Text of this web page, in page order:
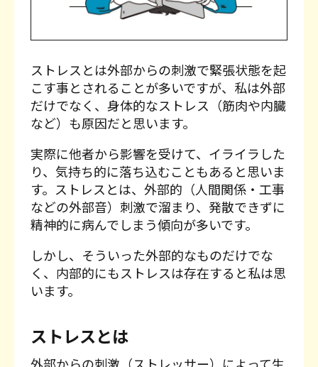
初回限定体験パーソ
法人向けサービスプ
ご入会までの流れ
よくあるご質問
ストレスとは外部からの刺激で緊張状態を起
こす事とされることが多いですが、私は外部
だけでなく、身体的なストレス（筋肉や内臓
など）も原因だと思います。
実際に他者から影響を受けて、イライラした
り、気持ち的に落ち込むこともあると思いま
す。ストレスとは、外部的（人間関係・工事
などの外部音）刺激で溜まり、発散できずに
精神的に病んでしまう傾向が多いです。
しかし、そういった外部的なものだけでな
く、内部的にもストレスは存在すると私は思
います。
ストレスとは